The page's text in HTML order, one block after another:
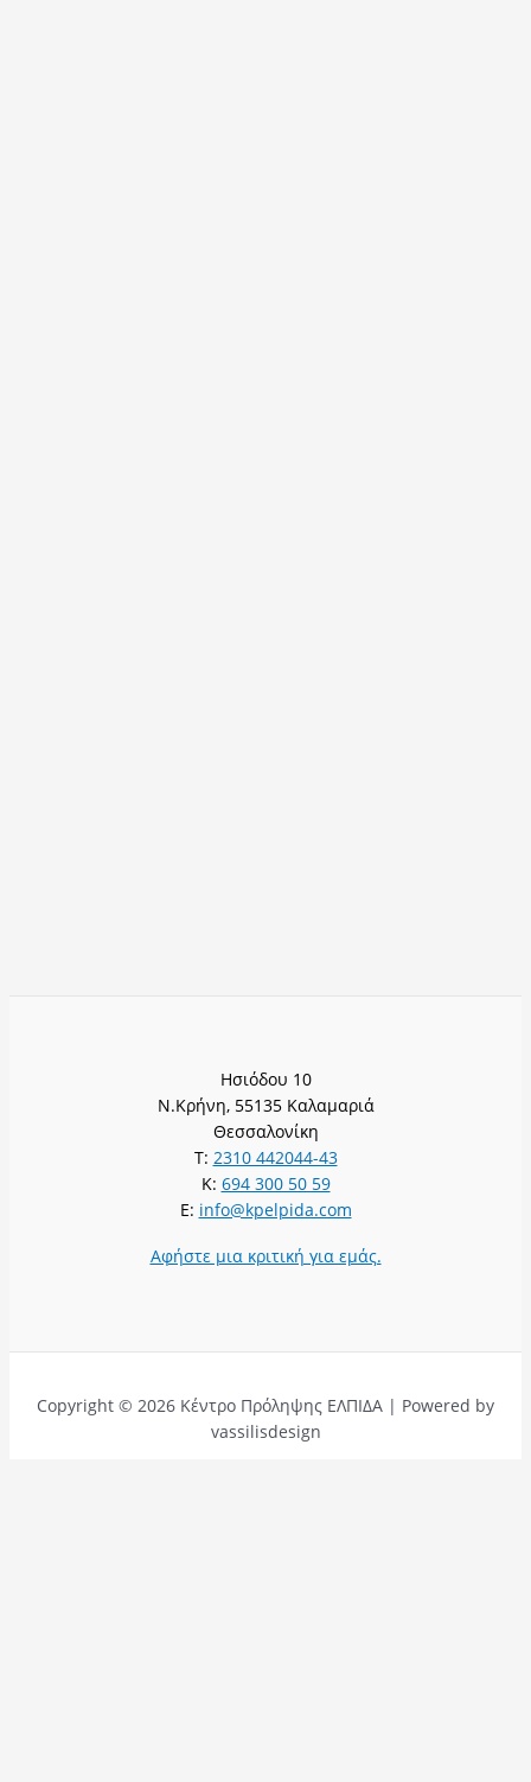
Ησιόδου 10
Ν.Κρήνη, 55135 Καλαμαριά
Θεσσαλονίκη
T: 2310 442044-43
K: 694 300 50 59
E: info@kpelpida.com
Αφήστε μια κριτική για εμάς.
Copyright © 2026 Κέντρο Πρόληψης ΕΛΠΙΔΑ | Powered by
vassilisdesign